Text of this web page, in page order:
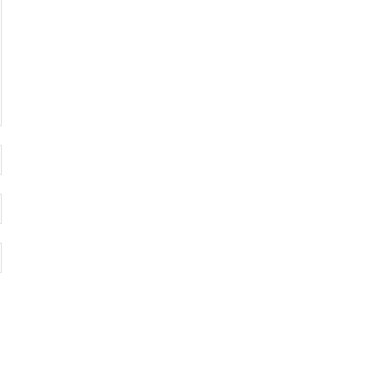
почта:*
Сайт: